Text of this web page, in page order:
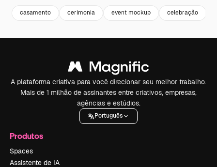
casamento cerimonia event mockup celebração
A plataforma criativa para você direcionar seu melhor trabalho.
Mais de 1 milhão de assinantes entre criativos, empresas,
agências e estúdios.
Português
Produtos
Spaces
Assistente de IA